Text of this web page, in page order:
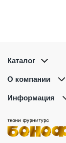
Каталог
О компании
Информация